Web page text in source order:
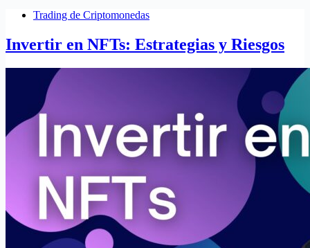
Trading de Criptomonedas
Invertir en NFTs: Estrategias y Riesgos